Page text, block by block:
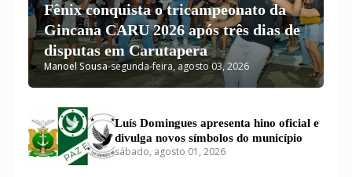
Fênix conquista o tricampeonato da
Gincana CARU 2026 após três dias de
disputas em Carutapera
Manoel Sousa-segunda-feira, agosto 03, 2026
Luís Domingues apresenta hino oficial e
divulga novos símbolos do município
sábado, agosto 01, 2026